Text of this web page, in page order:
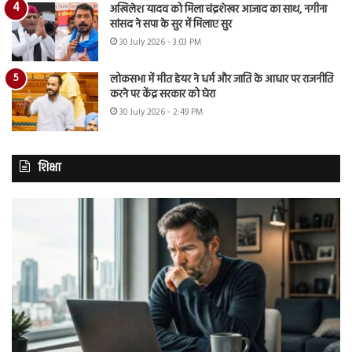
अखिलेश यादव को मिला चंद्रशेखर आजाद का साथ, नगीना
सांसद ने सपा के सुर में मिलाए सुर
30 July 2026 - 3:03 PM
लोकसभा में मीत हेयर ने धर्म और जाति के आधार पर राजनीति
करने पर केंद्र सरकार को घेरा
30 July 2026 - 2:49 PM
शिक्षा